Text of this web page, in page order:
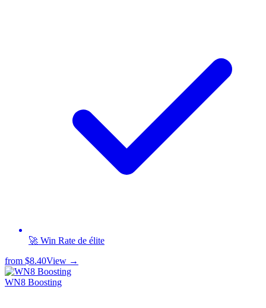
🚀 Win Rate de élite
from $8.40View →
WN8 Boosting